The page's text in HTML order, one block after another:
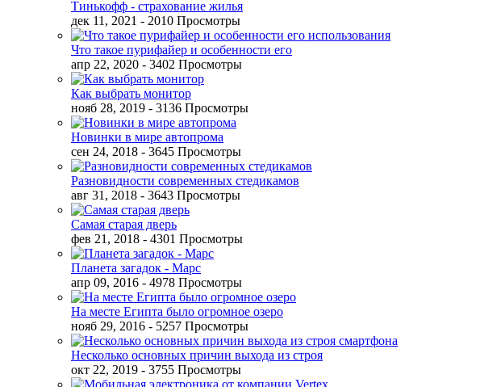
Тинькофф - страхование жилья
дек 11, 2021 - 2010 Просмотры
Что такое пурифайер и особенности его
апр 22, 2020 - 3402 Просмотры
Как выбрать монитор
нояб 28, 2019 - 3136 Просмотры
Новинки в мире автопрома
сен 24, 2018 - 3645 Просмотры
Разновидности современных стедикамов
авг 31, 2018 - 3643 Просмотры
Самая старая дверь
фев 21, 2018 - 4301 Просмотры
Планета загадок - Марс
апр 09, 2016 - 4978 Просмотры
На месте Египта было огромное озеро
нояб 29, 2016 - 5257 Просмотры
Несколько основных причин выхода из строя
окт 22, 2019 - 3755 Просмотры